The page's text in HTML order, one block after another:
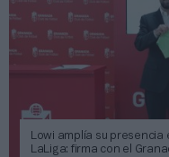
Lowi amplía su presencia
LaLiga: firma con el